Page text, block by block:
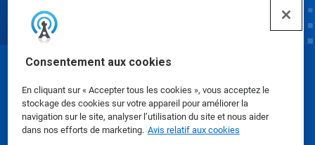
Consentement aux cookies
En cliquant sur « Accepter tous les cookies », vous acceptez le
stockage des cookies sur votre appareil pour améliorer la
navigation sur le site, analyser l’utilisation du site et nous aider
dans nos efforts de marketing. Avis relatif aux cookies
Fiches signalétiques|Politique de confidentialité
Modalités d'utilisation